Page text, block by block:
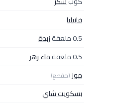
فانيليا
0.5 ملعقة
زبدة
0.5 ملعقة
ماء زهر
موز (مقطع)
بسكويت شاي